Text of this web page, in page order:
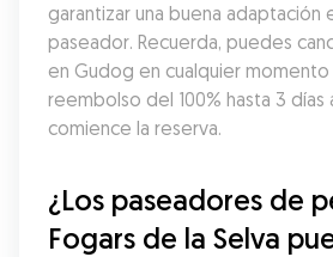
garantizar una buena
paseador. Recuerda, puedes
en Gudog en cualquier
reembolso del 100% hasta 3
comience la reserva.
¿Los paseadores de
Fogars de la Selva